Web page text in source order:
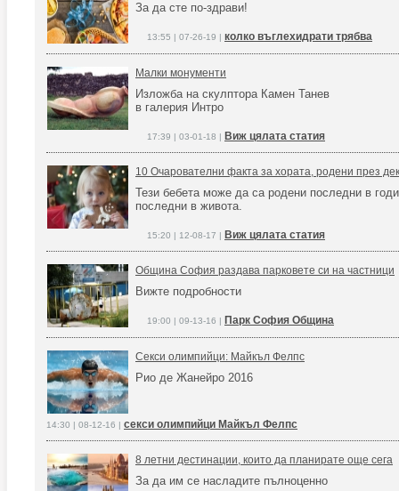
За да сте по-здрави!
13:55 | 07-26-19 | колко въглехидрати трябва
Малки монументи
Изложба на скулптора Камен Танев
в галерия Интро
17:39 | 03-01-18 | Виж цялата статия
10 Очарователни факта за хората, родени през
Тези бебета може да са родени последни в
последни в живота.
15:20 | 12-08-17 | Виж цялата статия
Община София раздава парковете си на частници
Вижте подробности
19:00 | 09-13-16 | Парк София Община
Секси олимпийци: Майкъл Фелпс
Рио де Жанейро 2016
14:30 | 08-12-16 | секси олимпийци Майкъл Фелпс
8 летни дестинации, които да планирате още сега
За да им се насладите пълноценно